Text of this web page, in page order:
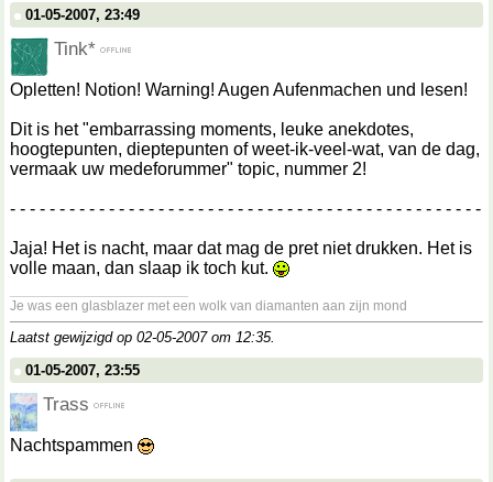
01-05-2007, 23:49
Tink*
Opletten! Notion! Warning! Augen Aufenmachen und lesen!
Dit is het "embarrassing moments, leuke anekdotes,
hoogtepunten, dieptepunten of weet-ik-veel-wat, van de dag,
vermaak uw medeforummer" topic, nummer 2!
- - - - - - - - - - - - - - - - - - - - - - - - - - - - - - - - - - - - - - - - - - - - - - - -
Jaja! Het is nacht, maar dat mag de pret niet drukken. Het is
volle maan, dan slaap ik toch kut.
Je was een glasblazer met een wolk van diamanten aan zijn mond
Laatst gewijzigd op 02-05-2007 om 12:35.
01-05-2007, 23:55
Trass
Nachtspammen